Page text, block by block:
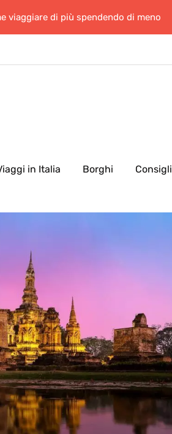
viaggiare di più spendendo di meno
in Italia Borghi Consigli